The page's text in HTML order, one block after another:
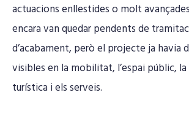
actuacions enllestides o molt
encara van quedar pendents de
d’acabament, però el projecte ja havia
visibles en la mobilitat, l’espai públic,
turística i els serveis.